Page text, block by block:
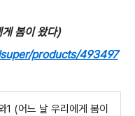
봄이 왔다)
products/493497
1 (어느 날 우리에게 봄이